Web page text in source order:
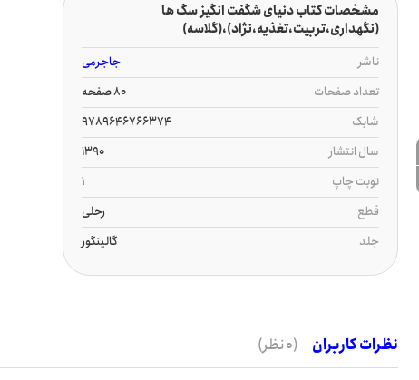
مشخصات کتاب دنیای شگفت انگیز سگ ها
(نگهداری،تربیت،تغذیه،نژاد)،(گلاسه)
ناشر
جاجرمی
تعداد صفحات
80 صفحه
شابک
9789646766374
سال انتشار
1390
نوبت چاپ
1
قطع
رحلی
جلد
گالینگور
نظرات کاربران (0 نظر)